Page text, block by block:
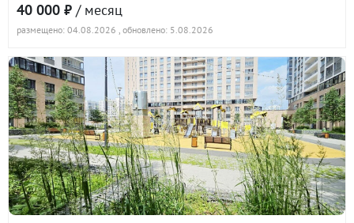
40 000 ₽ / месяц
размещено: 04.08.2026 , обновлено: 5.08.2026